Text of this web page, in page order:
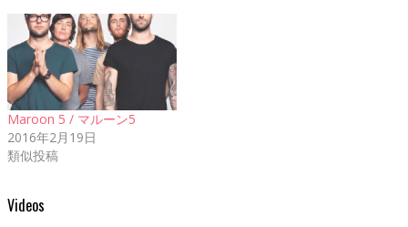
き
ま
す)
い
ウ
ィ
ン
ド
ウ
で
開
き
ま
す)
き
ま
す)
開
き
ま
す)
Maroon 5 / マルーン5
2016年2月19日
類似投稿
Videos